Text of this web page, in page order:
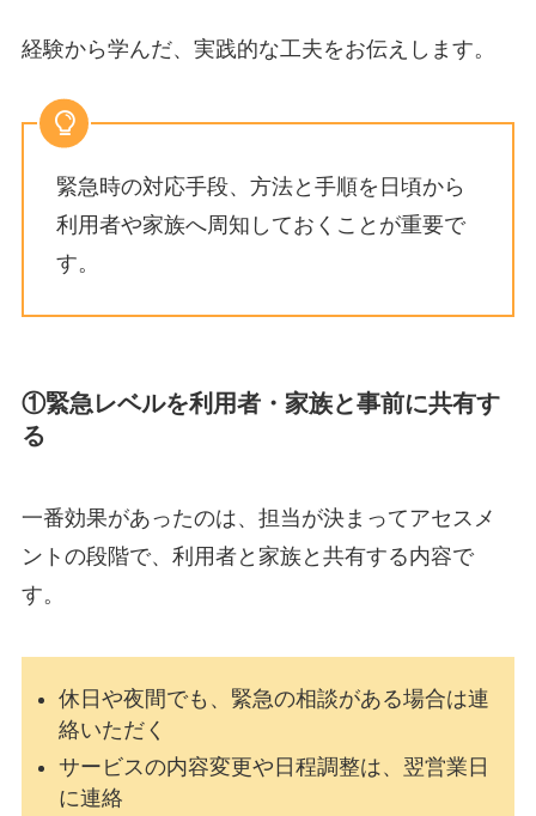
経験から学んだ、実践的な工夫をお伝えします。
緊急時の対応手段、方法と手順を日頃から
利用者や家族へ周知しておくことが重要で
す。
①緊急レベルを利用者・家族と事前に共有す
る
一番効果があったのは、担当が決まってアセスメ
ントの段階で、利用者と家族と共有する内容で
す。
休日や夜間でも、緊急の相談がある場合は連
絡いただく
サービスの内容変更や日程調整は、翌営業日
に連絡